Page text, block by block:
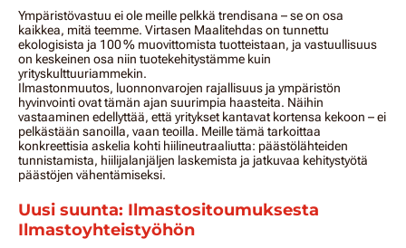
Ympäristövastuu ei ole meille pelkkä trendisana – se on osa
kaikkea, mitä teemme. Virtasen Maalitehdas on tunnettu
ekologisista ja 100 % muovittomista tuotteistaan, ja vastuullisuus
on keskeinen osa niin tuotekehitystämme kuin
yrityskulttuuriammekin.
Ilmastonmuutos, luonnonvarojen rajallisuus ja ympäristön
hyvinvointi ovat tämän ajan suurimpia haasteita. Näihin
vastaaminen edellyttää, että yritykset kantavat kortensa kekoon – ei
pelkästään sanoilla, vaan teoilla. Meille tämä tarkoittaa
konkreettisia askelia kohti hiilineutraaliutta: päästölähteiden
tunnistamista, hiilijalanjäljen laskemista ja jatkuvaa kehitystyötä
päästöjen vähentämiseksi.
Uusi suunta: Ilmastositoumuksesta
Ilmastoyhteistyöhön